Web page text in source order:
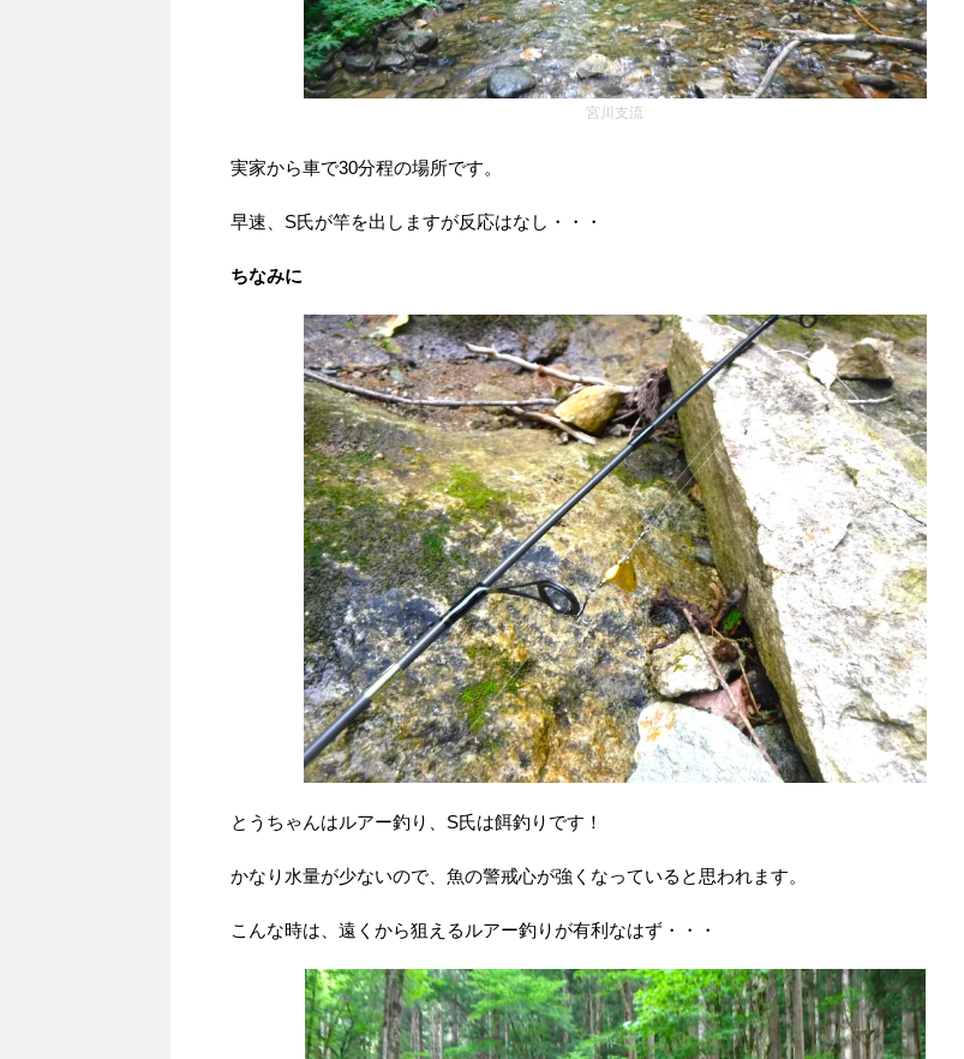
宮川支流
実家から車で30分程の場所です。
早速、S氏が竿を出しますが反応はなし・・・
ちなみに
とうちゃんはルアー釣り、S氏は餌釣りです！
かなり水量が少ないので、魚の警戒心が強くなっていると思われます。
こんな時は、遠くから狙えるルアー釣りが有利なはず・・・